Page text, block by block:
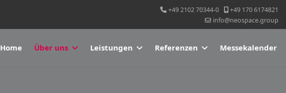
+49 2102 70344-0
+49 170 6174821
info@neospace.group
Home Über uns Leistungen Referenzen Messekalender